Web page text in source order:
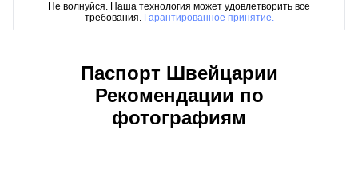
Не волнуйся. Наша технология может удовлетворить все
требования. Гарантированное принятие.
Паспорт Швейцарии
Рекомендации по
фотографиям